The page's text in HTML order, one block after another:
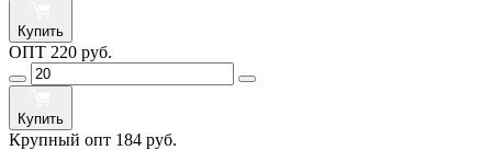
Купить
ОПТ 220 руб.
Купить
Крупный опт 184 руб.